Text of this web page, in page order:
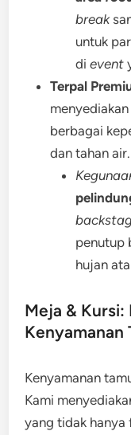
break
untuk
dievent
Terpal
berbagai
dan tahan air.
penutup
hujan
Meja &
Kenyamanan
Kenyamanan
Kami
yang tidak